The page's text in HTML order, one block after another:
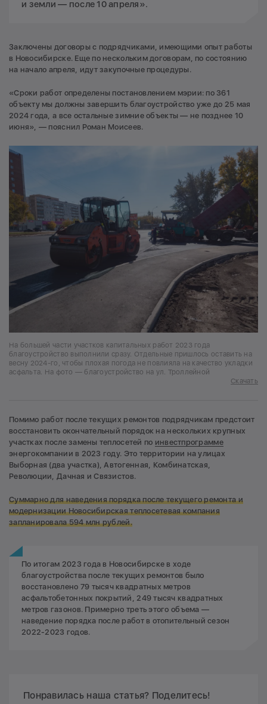
и земли — после 10 апреля».
Заключены договоры с подрядчиками, имеющими опыт работы
в Новосибирске. Еще по нескольким договорам, по состоянию
на начало апреля, идут закупочные процедуры.
«Сроки работ определены постановлением мэрии: по 361
объекту мы должны завершить благоустройство уже до 25 мая
2024 года, а все остальные зимние объекты — не позднее 10
июня», — пояснил Роман Моисеев.
На большей части участков капитальных работ 2023 года
благоустройство выполнили сразу. Отдельные пришлось оставить на
весну 2024-го, чтобы плохая погода не повлияла на качество укладки
асфальта. На фото — благоустройство на ул. Троллейной
Скачать
Помимо работ после текущих ремонтов подрядчикам предстоит
восстановить окончательный порядок на нескольких крупных
участках после замены теплосетей по инвестпрограмме
энергокомпании в 2023 году. Это территории на улицах
Выборная (два участка), Автогенная, Комбинатская,
Революции, Дачная и Связистов.
Суммарно для наведения порядка после текущего ремонта и
модернизации Новосибирская теплосетевая компания
запланировала 594 млн рублей.
По итогам 2023 года в Новосибирске в ходе
благоустройства после текущих ремонтов было
восстановлено 79 тысяч квадратных метров
асфальтобетонных покрытий, 249 тысяч квадратных
метров газонов. Примерно треть этого объема —
наведение порядка после работ в отопительный сезон
2022-2023 годов.
Понравилась наша статья? Поделитесь!